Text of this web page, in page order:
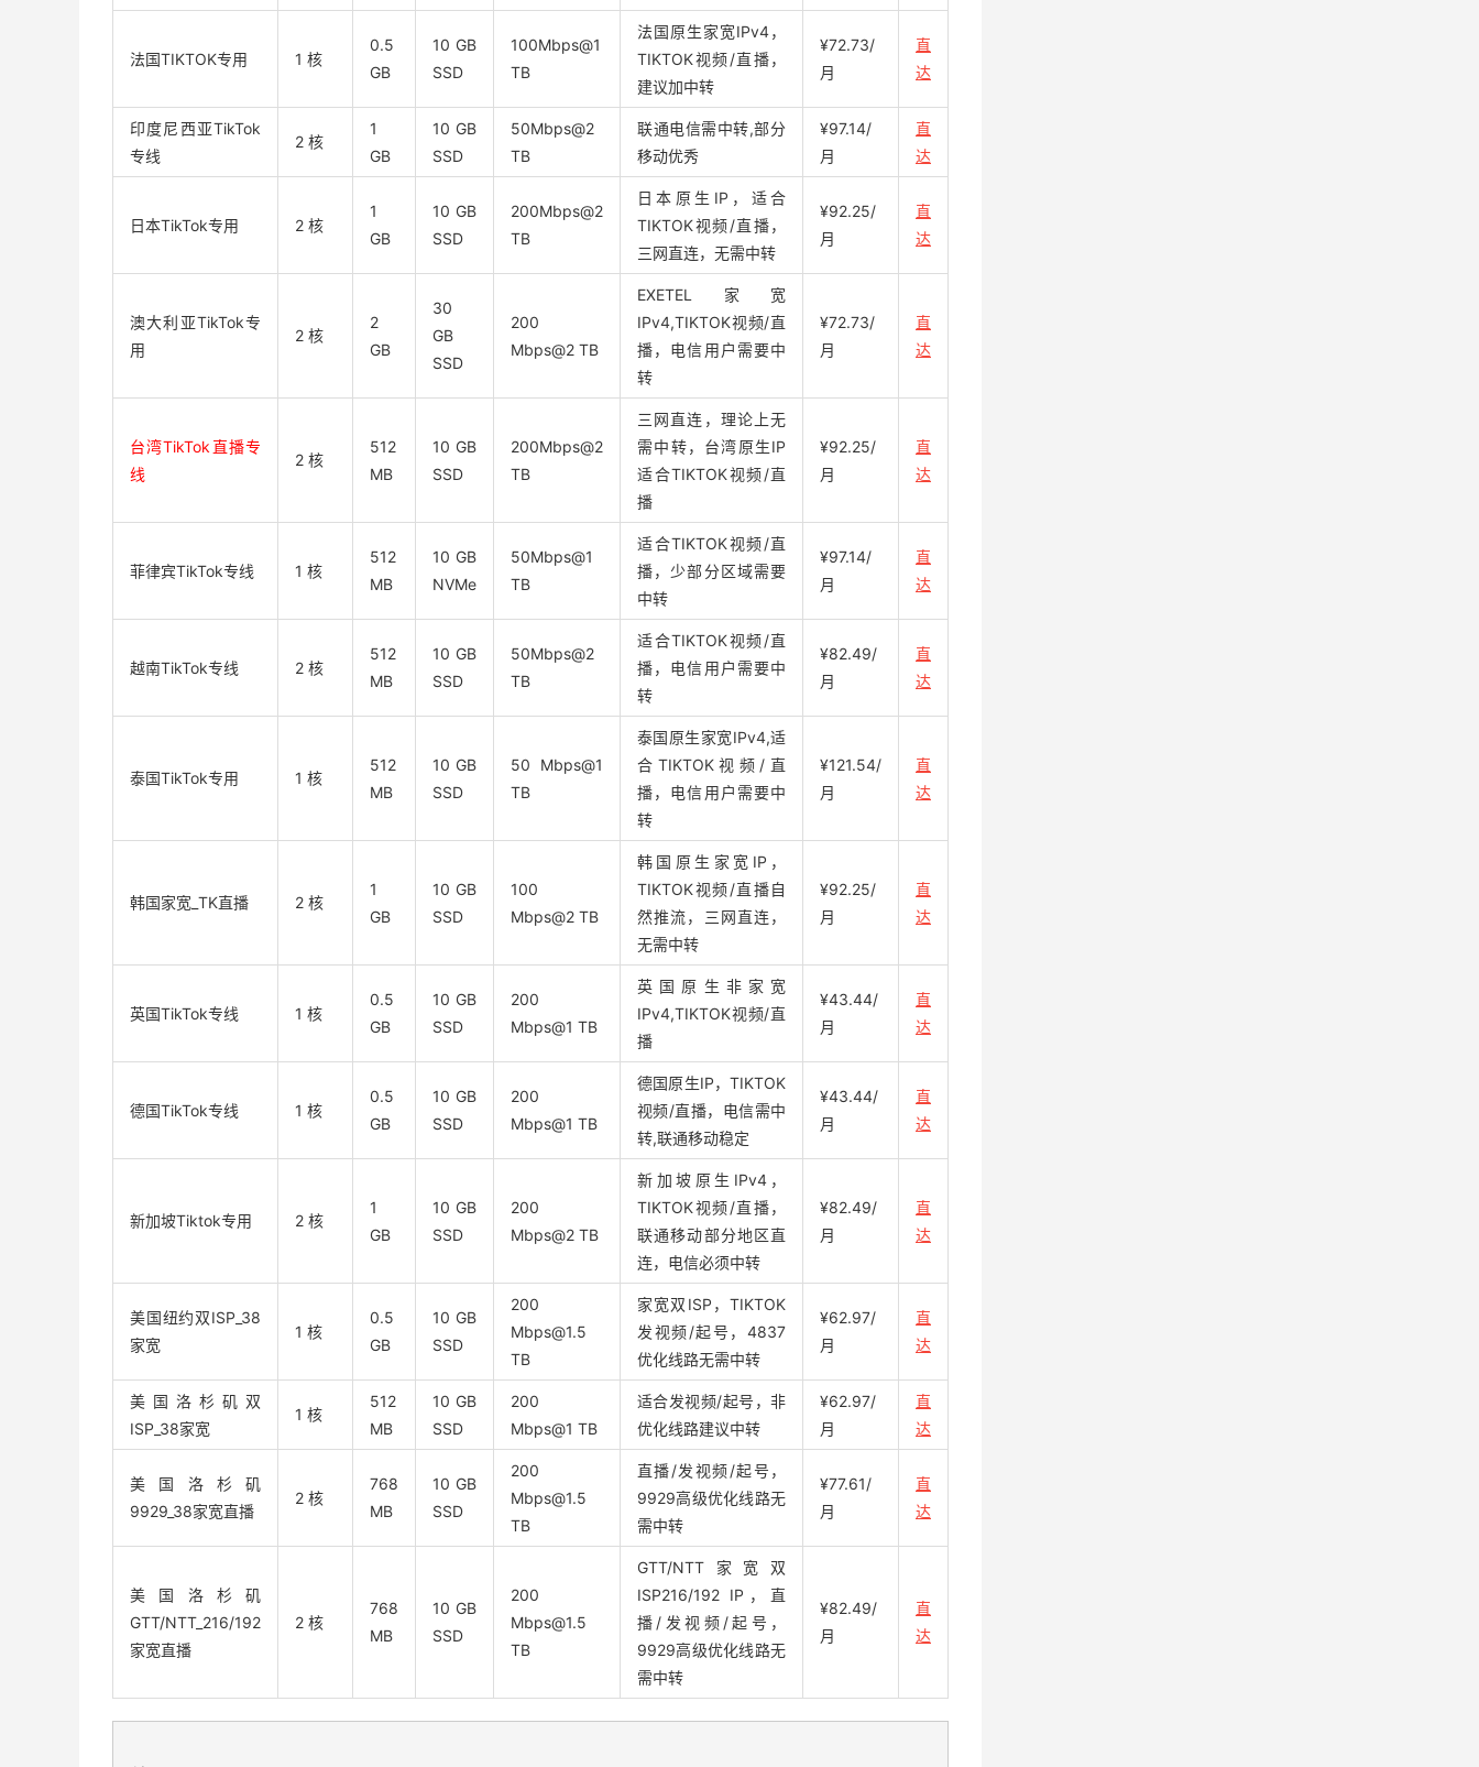
法国TIKTOK专用 1 核
0.5
GB
10 GB
SSD
100Mbps@1
TB
法国原生家宽IPv4，
TIKTOK视频/直播，
建议加中转
¥72.73/
月
直
达
印度尼西亚TikTok
专线
2 核
1
GB
10 GB
SSD
50Mbps@2
TB
联通电信需中转,部分
移动优秀
¥97.14/
月
直
达
日本TikTok专用 2 核
1
GB
10 GB
SSD
200Mbps@2
TB
日本原生IP，适合
TIKTOK视频/直播，
三网直连，无需中转
¥92.25/
月
直
达
澳大利亚TikTok专
用
2 核
2
GB
30
GB
SSD
200
Mbps@2 TB
EXETEL家宽
IPv4,TIKTOK视频/直
播，电信用户需要中
转
¥72.73/
月
直
达
台湾TikTok直播专
线
2 核
512
MB
10 GB
SSD
200Mbps@2
TB
三网直连，理论上无
需中转，台湾原生IP
适合TIKTOK视频/直
播
¥92.25/
月
直
达
菲律宾TikTok专线 1 核
512
MB
10 GB
NVMe
50Mbps@1
TB
适合TIKTOK视频/直
播，少部分区域需要
中转
¥97.14/
月
直
达
越南TikTok专线 2 核
512
MB
10 GB
SSD
50Mbps@2
TB
适合TIKTOK视频/直
播，电信用户需要中
转
¥82.49/
月
直
达
泰国TikTok专用 1 核
512
MB
10 GB
SSD
50 Mbps@1
TB
泰国原生家宽IPv4,适
合TIKTOK视频/直
播，电信用户需要中
转
¥121.54/
月
直
达
韩国家宽_TK直播 2 核
1
GB
10 GB
SSD
100
Mbps@2 TB
韩国原生家宽IP，
TIKTOK视频/直播自
然推流，三网直连，
无需中转
¥92.25/
月
直
达
英国TikTok专线 1 核
0.5
GB
10 GB
SSD
200
Mbps@1 TB
英国原生非家宽
IPv4,TIKTOK视频/直
播
¥43.44/
月
直
达
德国TikTok专线 1 核
0.5
GB
10 GB
SSD
200
Mbps@1 TB
德国原生IP，TIKTOK
视频/直播，电信需中
转,联通移动稳定
¥43.44/
月
直
达
新加坡Tiktok专用 2 核
1
GB
10 GB
SSD
200
Mbps@2 TB
新加坡原生IPv4，
TIKTOK视频/直播，
联通移动部分地区直
连，电信必须中转
¥82.49/
月
直
达
美国纽约双ISP_38
家宽
1 核
0.5
GB
10 GB
SSD
200
Mbps@1.5
TB
家宽双ISP，TIKTOK
发视频/起号，4837
优化线路无需中转
¥62.97/
月
直
达
美国洛杉矶双
ISP_38家宽
1 核
512
MB
10 GB
SSD
200
Mbps@1 TB
适合发视频/起号，非
优化线路建议中转
¥62.97/
月
直
达
美国洛杉矶
9929_38家宽直播
2 核
768
MB
10 GB
SSD
200
Mbps@1.5
TB
直播/发视频/起号，
9929高级优化线路无
需中转
¥77.61/
月
直
达
美国洛杉矶
GTT/NTT_216/192
家宽直播
2 核
768
MB
10 GB
SSD
200
Mbps@1.5
TB
GTT/NTT家宽双
ISP216/192 IP，直
播/发视频/起号，
9929高级优化线路无
需中转
¥82.49/
月
直
达